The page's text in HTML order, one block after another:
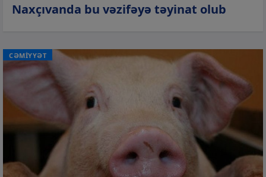
Naxçıvanda bu vəzifəyə təyinat olub
CƏMİYYƏT